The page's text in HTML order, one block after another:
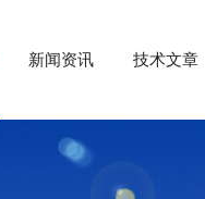
新闻资讯 技术文章